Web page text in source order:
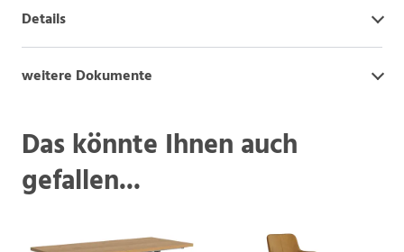
Details
weitere Dokumente
Das könnte Ihnen auch
gefallen...